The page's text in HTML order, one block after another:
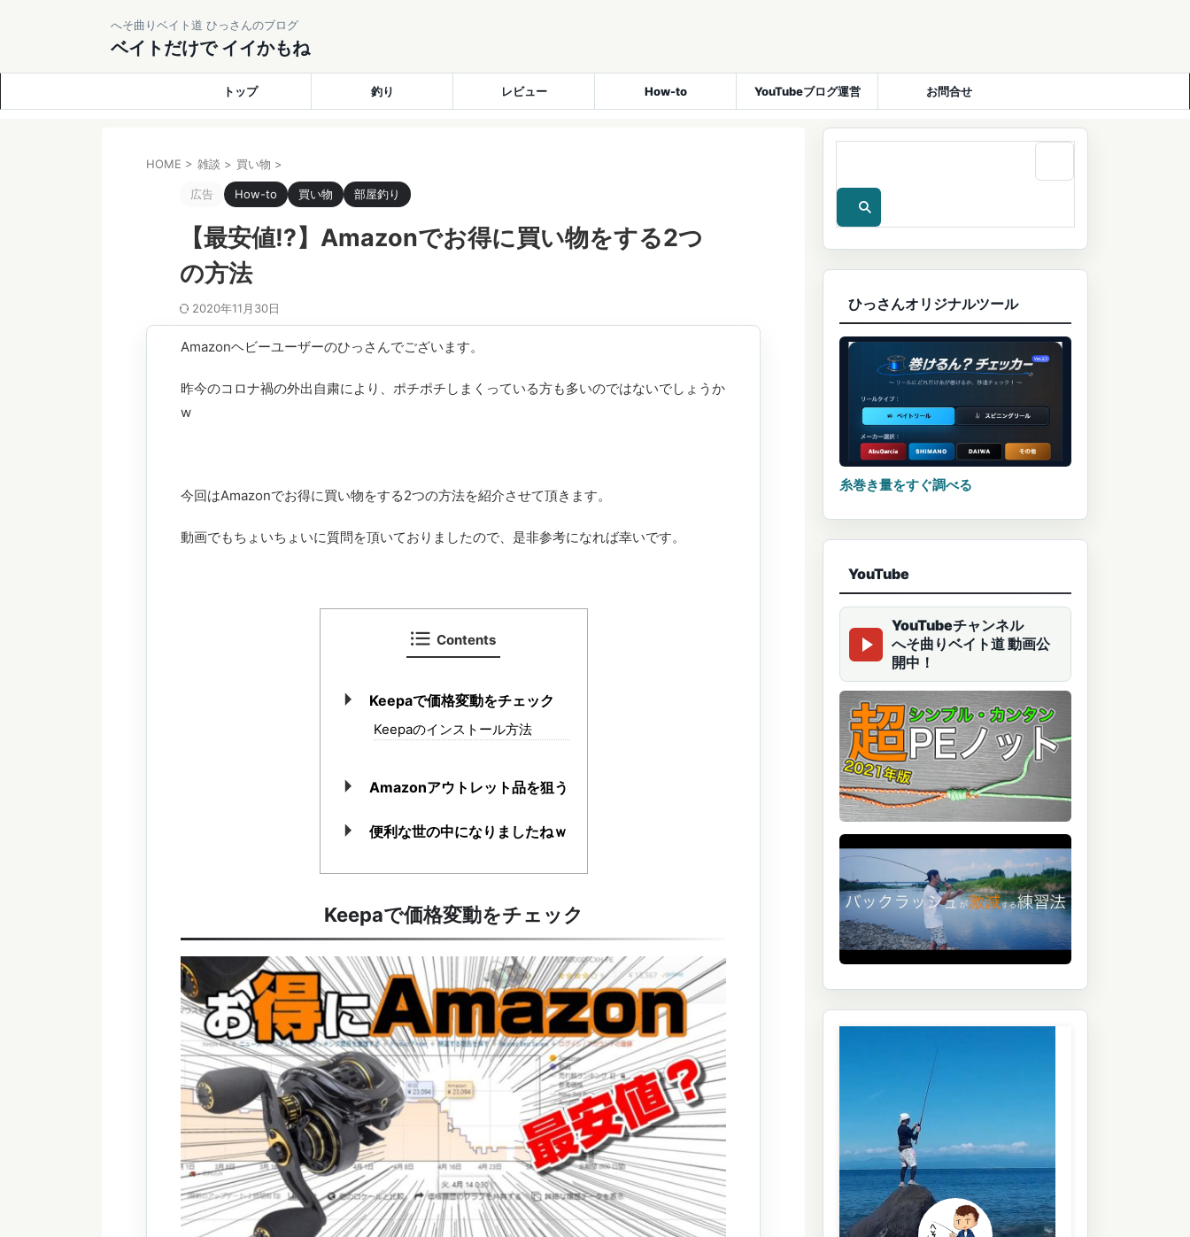
へそ曲りベイト道 ひっさんのブログ
ベイトだけで イイかもね
トップ 釣り レビュー How-to YouTubeブログ運営 お問合せ
HOME > 雑談 > 買い物 >
広告 How-to 買い物 部屋釣り
【最安値⁉】Amazonでお得に買い物をする2つ
の方法
2020年11月30日
Amazonヘビーユーザーのひっさんでございます。
昨今のコロナ禍の外出自粛により、ポチポチしまくっている方も多いのではないでしょうか
w
今回はAmazonでお得に買い物をする2つの方法を紹介させて頂きます。
動画でもちょいちょいに質問を頂いておりましたので、是非参考になれば幸いです。
Contents
Keepaで価格変動をチェック
Keepaのインストール方法
Amazonアウトレット品を狙う
便利な世の中になりましたねｗ
Keepaで価格変動をチェック
ひっさんオリジナルツール
糸巻き量をすぐ調べる
YouTube
YouTubeチャンネル
へそ曲りベイト道 動画公
開中！